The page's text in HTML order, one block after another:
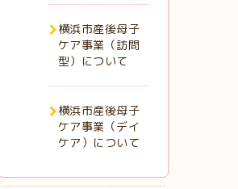
横浜市産後母子
ケア事業（訪問
型）について
横浜市産後母子
ケア事業（デイ
ケア）について